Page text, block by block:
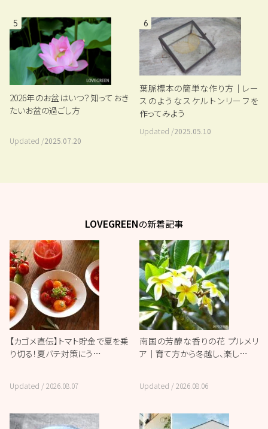
5
2026年のお盆はいつ？知っておき
たいお盆の過ごし方
Updated /2025.07.20
6
葉脈標本の簡単な作り方｜レー
スのようなスケルトンリーフを
作ってみよう
Updated /2025.05.10
LOVEGREENの新着記事
【カゴメ直伝】トマト貯金で夏を乗
り切る！夏バテ対策にう…
Updated /2026.08.07
南国の芳醇な香りの花 プルメリ
ア｜育て方から冬越し、楽し…
Updated /2026.08.06